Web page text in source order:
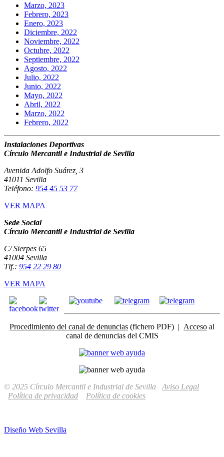
Marzo, 2023
Febrero, 2023
Enero, 2023
Diciembre, 2022
Noviembre, 2022
Octubre, 2022
Septiembre, 2022
Agosto, 2022
Julio, 2022
Junio, 2022
Mayo, 2022
Abril, 2022
Marzo, 2022
Febrero, 2022
Instalaciones Deportivas
Círculo Mercantil e Industrial de Sevilla
Avenida Adolfo Suárez, 3
41011 Sevilla
Teléfono: 954 45 53 77
VER MAPA
Sede Social
Círculo Mercantil e Industrial de Sevilla
C/ Sierpes 65
41004 Sevilla
Tlf.: 954 22 29 80
VER MAPA
Procedimiento del canal de denuncias (fichero PDF) | Acceso al
canal de denuncias del CMIS
© 2025 Círculo Mercantil e Industrial de Sevilla Aviso Legal
Política de privacidad
Política de cookies
Diseño Web Sevilla